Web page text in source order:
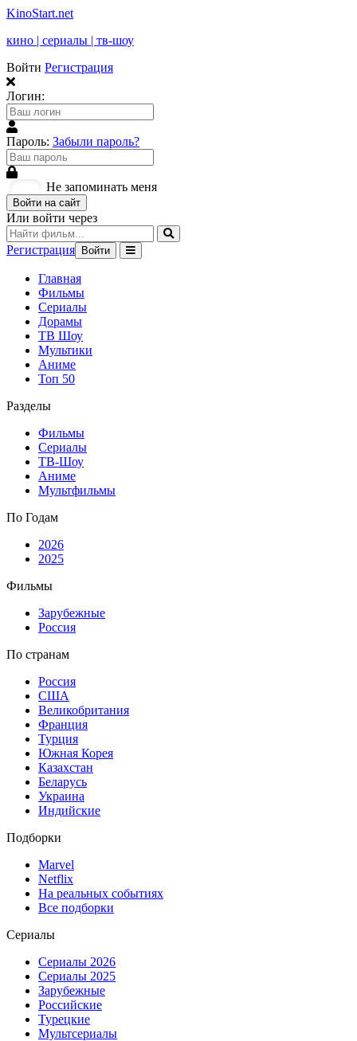
KinoStart.net
кино | сериалы | тв-шоу
Войти Регистрация
Логин:
Пароль: Забыли пароль?
Не запоминать меня
Войти на сайт
Или войти через
Регистрация Войти
Главная
Фильмы
Сериалы
Дорамы
ТВ Шоу
Мультики
Аниме
Топ 50
Разделы
Фильмы
Сериалы
ТВ-Шоу
Аниме
Мультфильмы
По Годам
2026
2025
Фильмы
Зарубежные
Россия
По странам
Россия
США
Великобритания
Франция
Турция
Южная Корея
Казахстан
Беларусь
Украина
Индийские
Подборки
Marvel
Netflix
На реальных событиях
Все подборки
Сериалы
Сериалы 2026
Сериалы 2025
Зарубежные
Российские
Турецкие
Мультсериалы